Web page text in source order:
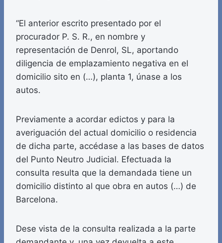
“El anterior escrito presentado por el
procurador P. S. R., en nombre y
representación de Denrol, SL, aportando
diligencia de emplazamiento negativa en el
domicilio sito en (…), planta 1, únase a los
autos.
Previamente a acordar edictos y para la
averiguación del actual domicilio o residencia
de dicha parte, accédase a las bases de datos
del Punto Neutro Judicial. Efectuada la
consulta resulta que la demandada tiene un
domicilio distinto al que obra en autos (…) de
Barcelona.
Dese vista de la consulta realizada a la parte